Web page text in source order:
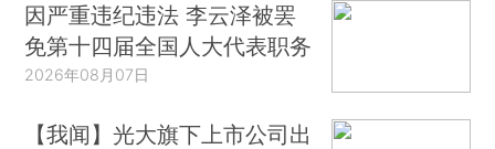
因严重违纪违法 李云泽被罢
免第十四届全国人大代表职务
2026年08月07日
【我闻】光大旗下上市公司出